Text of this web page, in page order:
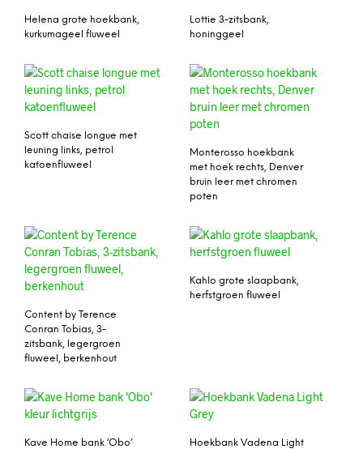
Helena grote hoekbank,
kurkumageel fluweel
Lottie 3-zitsbank,
honinggeel
Scott chaise longue met
leuning links, petrol
katoenfluweel
Monterosso hoekbank
met hoek rechts, Denver
bruin leer met chromen
poten
Content by Terence
Conran Tobias, 3-
zitsbank, legergroen
fluweel, berkenhout
Kahlo grote slaapbank,
herfstgroen fluweel
Kave Home bank ‘Obo’
Hoekbank Vadena Light